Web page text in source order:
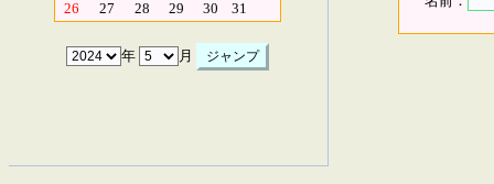
26
27 28 29 30 31
年 月